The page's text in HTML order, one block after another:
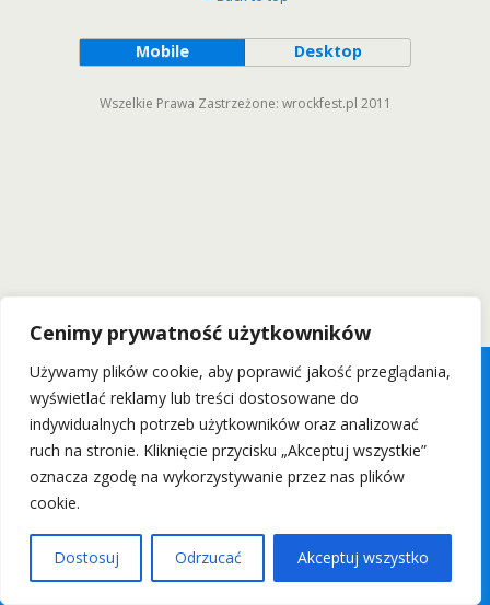
Cenimy prywatność użytkowników
Używamy plików cookie, aby poprawić jakość przeglądania,
wyświetlać reklamy lub treści dostosowane do
indywidualnych potrzeb użytkowników oraz analizować
ruch na stronie. Kliknięcie przycisku „Akceptuj wszystkie”
oznacza zgodę na wykorzystywanie przez nas plików
cookie.
Dostosuj Odrzucać Akceptuj wszystko
Mobile Desktop
Wszelkie Prawa Zastrzeżone: wrockfest.pl 2011